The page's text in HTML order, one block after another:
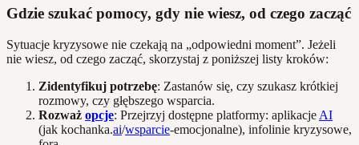
Gdzie szukać pomocy, gdy nie wiesz, od czego zacząć
Sytuacje kryzysowe nie czekają na „odpowiedni moment”. Jeżeli
nie wiesz, od czego zacząć, skorzystaj z poniższej listy kroków:
Zidentyfikuj potrzebę: Zastanów się, czy szukasz krótkiej
rozmowy, czy głębszego wsparcia.
Rozważ opcje: Przejrzyj dostępne platformy: aplikacje AI
(jak kochanka.ai/wsparcie-emocjonalne), infolinie kryzysowe,